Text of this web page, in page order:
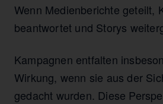
Wenn Medienberichte geteilt,
beantwortet und Storys
Kampagnen entfalten
Wirkung, wenn sie aus der
gedacht wurden. Diese